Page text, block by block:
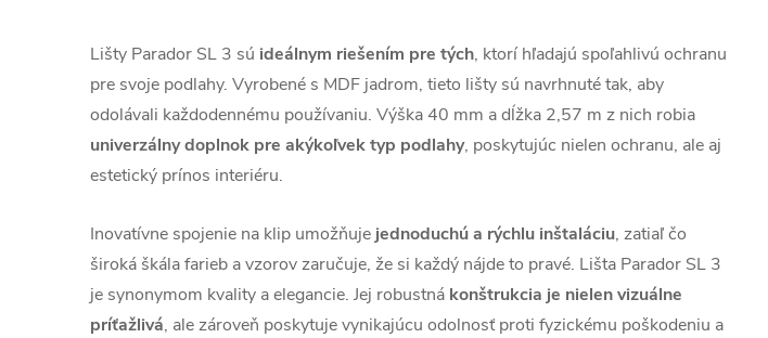
Lišty Parador SL 3 sú ideálnym riešením pre tých, ktorí hľadajú spoľahlivú ochranu
pre svoje podlahy. Vyrobené s MDF jadrom, tieto lišty sú navrhnuté tak, aby
odolávali každodennému používaniu. Výška 40 mm a dĺžka 2,57 m z nich robia
univerzálny doplnok pre akýkoľvek typ podlahy, poskytujúc nielen ochranu, ale aj
estetický prínos interiéru.
Inovatívne spojenie na klip umožňuje jednoduchú a rýchlu inštaláciu, zatiaľ čo
široká škála farieb a vzorov zaručuje, že si každý nájde to pravé. Lišta Parador SL 3
je synonymom kvality a elegancie. Jej robustná konštrukcia je nielen vizuálne
príťažlivá, ale zároveň poskytuje vynikajúcu odolnosť proti fyzickému poškodeniu a